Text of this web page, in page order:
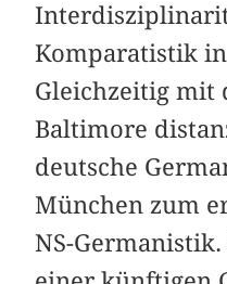
Komparatistik
Gleichzeitig mit
Baltimore
deutsche
München zum
NS-